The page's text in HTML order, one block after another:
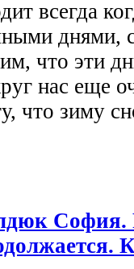
всегда
днями,
что эти
нас еще
что зиму
София.